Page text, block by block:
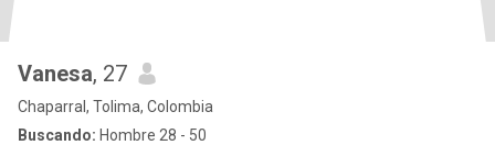
Vanesa, 27
Chaparral, Tolima, Colombia
Buscando: Hombre 28 - 50